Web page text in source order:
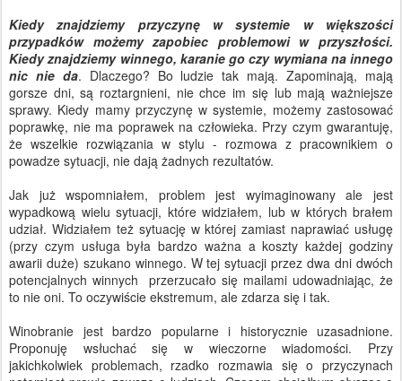
Kiedy znajdziemy przyczynę w systemie w większości
przypadków możemy zapobiec problemowi w przyszłości.
Kiedy znajdziemy winnego, karanie go czy wymiana na innego
nic nie da. Dlaczego? Bo ludzie tak mają. Zapominają, mają
gorsze dni, są roztargnieni, nie chce im się lub mają ważniejsze
sprawy. Kiedy mamy przyczynę w systemie, możemy zastosować
poprawkę, nie ma poprawek na człowieka. Przy czym gwarantuję,
że wszelkie rozwiązania w stylu - rozmowa z pracownikiem o
powadze sytuacji, nie dają żadnych rezultatów.
Jak już wspomniałem, problem jest wyimaginowany ale jest
wypadkową wielu sytuacji, które widziałem, lub w których brałem
udział. Widziałem też sytuację w której zamiast naprawiać usługę
(przy czym usługa była bardzo ważna a koszty każdej godziny
awarii duże) szukano winnego. W tej sytuacji przez dwa dni dwóch
potencjalnych winnych przerzucało się mailami udowadniając, że
to nie oni. To oczywiście ekstremum, ale zdarza się i tak.
Winobranie jest bardzo popularne i historycznie uzasadnione.
Proponuję wsłuchać się w wieczorne wiadomości. Przy
jakichkolwiek problemach, rzadko rozmawia się o przyczynach